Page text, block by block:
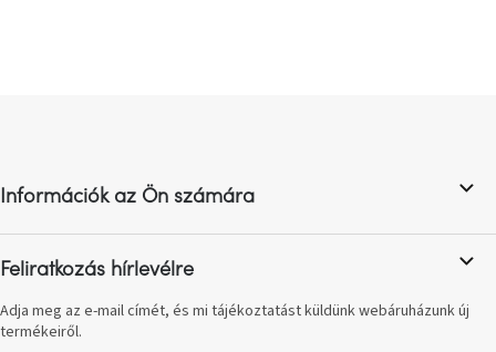
Karácsonyi
utalványok
Formwood
kollekció
é
c
Információk az Ön számára
Feliratkozás hírlevélre
Adja meg az e-mail címét, és mi tájékoztatást küldünk webáruházunk új
termékeiről.